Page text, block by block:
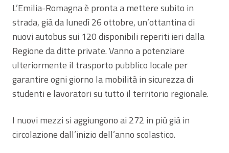
L’Emilia-Romagna è pronta a mettere subito in
strada, già da lunedì 26 ottobre, un’ottantina di
nuovi autobus sui 120 disponibili reperiti ieri dalla
Regione da ditte private. Vanno a potenziare
ulteriormente il trasporto pubblico locale per
garantire ogni giorno la mobilità in sicurezza di
studenti e lavoratori su tutto il territorio regionale.
I nuovi mezzi si aggiungono ai 272 in più già in
circolazione dall’inizio dell’anno scolastico.